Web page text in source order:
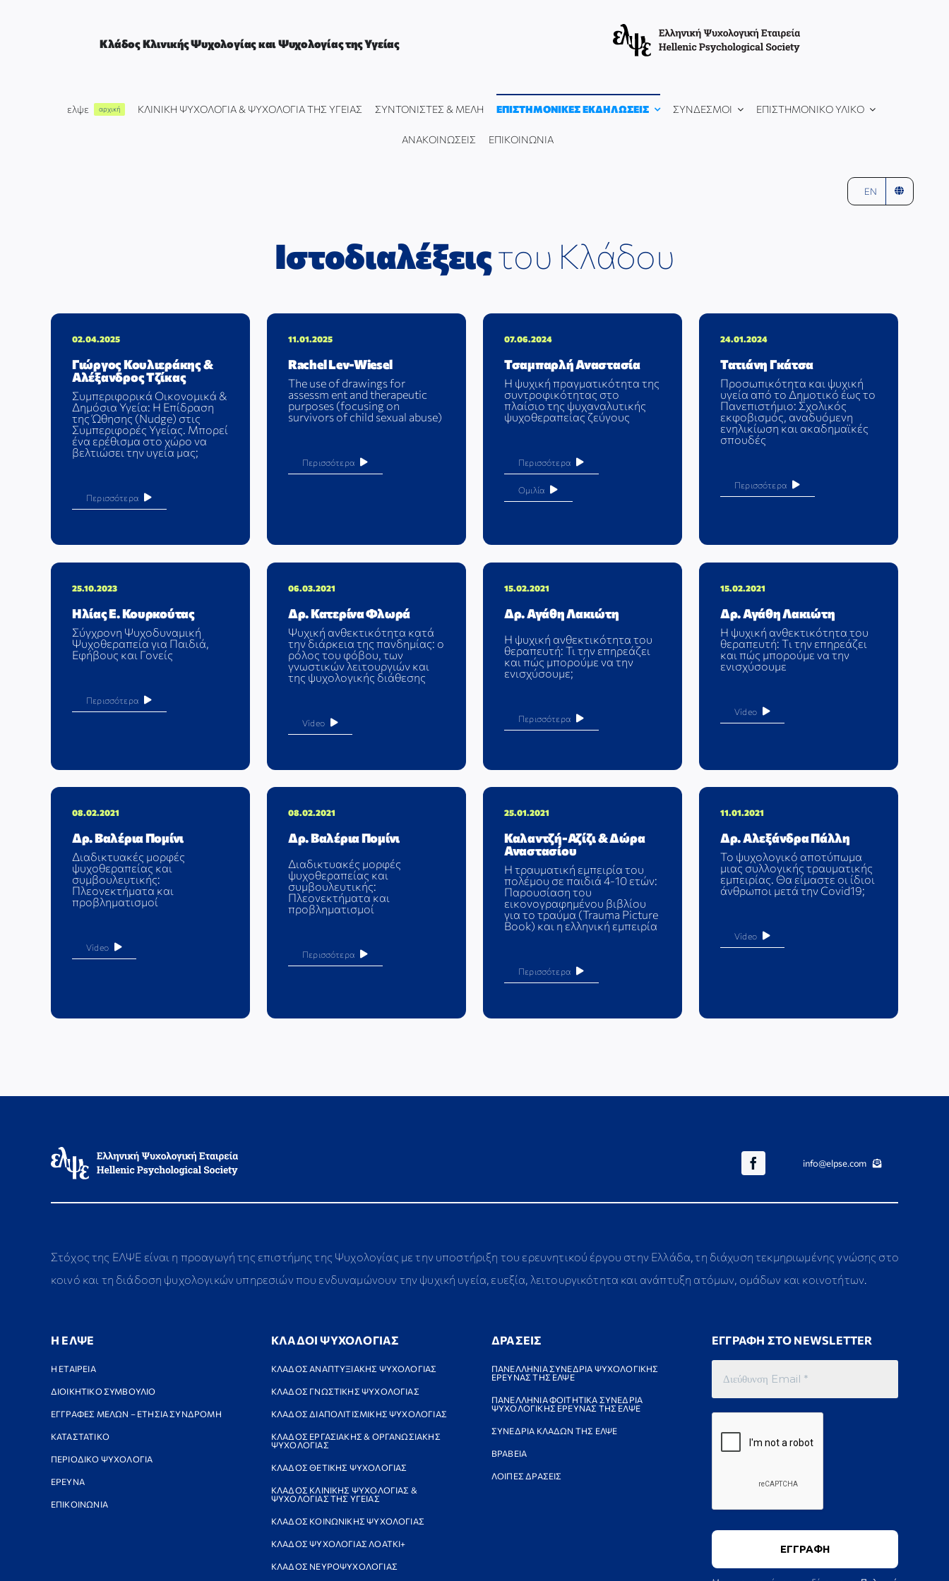
Κλάδος Κλινικής Ψυχολογίας και Ψυχολογίας της Υγείας
ελψε αρχική ΚΛΙΝΙΚΗ ΨΥΧΟΛΟΓΙΑ & ΨΥΧΟΛΟΓΙΑ ΤΗΣ ΥΓΕΙΑΣ ΣΥΝΤΟΝΙΣΤΕΣ & ΜΕΛΗ ΕΠΙΣΤΗΜΟΝΙΚΕΣ ΕΚΔΗΛΩΣΕΙΣ ΣΥΝΔΕΣΜΟΙ ΕΠΙΣΤΗΜΟΝΙΚΟ ΥΛΙΚΟ
ΑΝΑΚΟΙΝΩΣΕΙΣ ΕΠΙΚΟΙΝΩΝΙΑ
EN
Ιστοδιαλέξειςτου Κλάδου
02.04.2025
Γιώργος Κουλιεράκης &
Αλέξανδρος Τζίκας
Συμπεριφορικά Οικονομικά &
Δημόσια Υγεία: Η Επίδραση
της Ώθησης (Nudge) στις
Συμπεριφορές Υγείας. Μπορεί
ένα ερέθισμα στο χώρο να
βελτιώσει την υγεία μας;
Περισσότερα
11.01.2025
Rachel Lev-Wiesel
The use of drawings for
assessm ent and therapeutic
purposes (focusing on
survivors of child sexual abuse)
Περισσότερα
07.06.2024
Τσαμπαρλή Αναστασία
Η ψυχική πραγματικότητα της
συντροφικότητας στο
πλαίσιο της ψυχαναλυτικής
ψυχοθεραπείας ζεύγους
Περισσότερα
Ομιλία
24.01.2024
Τατιάνη Γκάτσα
Προσωπικότητα και ψυχική
υγεία από το Δημοτικό έως το
Πανεπιστήμιο: Σχολικός
εκφοβισμός, αναδυόμενη
ενηλικίωση και ακαδημαϊκές
σπουδές
Περισσότερα
25.10.2023
Ηλίας Ε. Κουρκούτας
Σύγχρονη Ψυχοδυναμική
Ψυχοθεραπεία για Παιδιά,
Εφήβους και Γονείς
Περισσότερα
06.03.2021
Δρ. Κατερίνα Φλωρά
Ψυχική ανθεκτικότητα κατά
την διάρκεια της πανδημίας: ο
ρόλος του φόβου, των
γνωστικών λειτουργιών και
της ψυχολογικής διάθεσης
Video
15.02.2021
Δρ. Αγάθη Λακιώτη
Η ψυχική ανθεκτικότητα του
θεραπευτή: Τι την επηρεάζει
και πώς μπορούμε να την
ενισχύσουμε;
Περισσότερα
15.02.2021
Δρ. Αγάθη Λακιώτη
Η ψυχική ανθεκτικότητα του
θεραπευτή: Tι την επηρεάζει
και πώς μπορούμε να την
ενισχύσουμε
Video
08.02.2021
Δρ. Βαλέρια Πομίνι
Διαδικτυακές μορφές
ψυχοθεραπείας και
συμβουλευτικής:
Πλεονεκτήματα και
προβληματισμοί
Video
08.02.2021
Δρ. Βαλέρια Πομίνι
Διαδικτυακές μορφές
ψυχοθεραπείας και
συμβουλευτικής:
Πλεονεκτήματα και
προβληματισμοί
Περισσότερα
25.01.2021
Καλαντζή-Αζίζι & Δώρα
Αναστασίου
Η τραυματική εμπειρία του
πολέμου σε παιδιά 4-10 ετών:
Παρουσίαση του
εικονογραφημένου βιβλίου
για το τραύμα (Trauma Picture
Book) και η ελληνική εμπειρία
Περισσότερα
11.01.2021
Δρ. Αλεξάνδρα Πάλλη
Το ψυχολογικό αποτύπωμα
μιας συλλογικής τραυματικής
εμπειρίας. Θα είμαστε οι ίδιοι
άνθρωποι μετά την Covid19;
Video
info@elpse.com
Στόχος της ΕΛΨΕ είναι η προαγωγή της επιστήμης της Ψυχολογίας με την υποστήριξη του ερευνητικού έργου στην Ελλάδα, τη διάχυση τεκμηριωμένης γνώσης στο
κοινό και τη διάδοση ψυχολογικών υπηρεσιών που ενδυναμώνουν την ψυχική υγεία, ευεξία, λειτουργικότητα και ανάπτυξη ατόμων, ομάδων και κοινοτήτων.
Η ΕΛΨΕ
Η ΕΤΑΙΡΕΙΑ
ΔΙΟΙΚΗΤΙΚΟ ΣΥΜΒΟΥΛΙΟ
ΕΓΓΡΑΦΕΣ ΜΕΛΩΝ – ΕΤΗΣΙΑ ΣΥΝΔΡΟΜΗ
ΚΑΤΑΣΤΑΤΙΚΟ
ΠΕΡΙΟΔΙΚΟ ΨΥΧΟΛΟΓΙΑ
ΕΡΕΥΝΑ
ΕΠΙΚΟΙΝΩΝΙΑ
ΚΛΑΔΟΙ ΨΥΧΟΛΟΓΙΑΣ
ΚΛΑΔΟΣ ΑΝΑΠΤΥΞΙΑΚΗΣ ΨΥΧΟΛΟΓΙΑΣ
ΚΛΑΔΟΣ ΓΝΩΣΤΙΚΗΣ ΨΥΧΟΛΟΓΙΑΣ
ΚΛΑΔΟΣ ΔΙΑΠΟΛΙΤΙΣΜΙΚΗΣ ΨΥΧΟΛΟΓΙΑΣ
ΚΛΑΔΟΣ ΕΡΓΑΣΙΑΚΗΣ & ΟΡΓΑΝΩΣΙΑΚΗΣ
ΨΥΧΟΛΟΓΙΑΣ
ΚΛΑΔΟΣ ΘΕΤΙΚΗΣ ΨΥΧΟΛΟΓΙΑΣ
ΚΛΑΔΟΣ ΚΛΙΝΙΚΗΣ ΨΥΧΟΛΟΓΙΑΣ &
ΨΥΧΟΛΟΓΙΑΣ ΤΗΣ ΥΓΕΙΑΣ
ΚΛΑΔΟΣ ΚΟΙΝΩΝΙΚΗΣ ΨΥΧΟΛΟΓΙΑΣ
ΚΛΑΔΟΣ ΨΥΧΟΛΟΓΙΑΣ ΛΟΑΤΚΙ+
ΚΛΑΔΟΣ ΝΕΥΡΟΨΥΧΟΛΟΓΙΑΣ
ΔΡΑΣΕΙΣ
ΠΑΝΕΛΛΗΝΙΑ ΣΥΝΕΔΡΙΑ ΨΥΧΟΛΟΓΙΚΗΣ
ΕΡΕΥΝΑΣ ΤΗΣ ΕΛΨΕ
ΠΑΝΕΛΛΗΝΙΑ ΦΟΙΤΗΤΙΚΑ ΣΥΝΕΔΡΙΑ
ΨΥΧΟΛΟΓΙΚΗΣ ΕΡΕΥΝΑΣ ΤΗΣ ΕΛΨΕ
ΣΥΝΕΔΡΙΑ ΚΛΑΔΩΝ ΤΗΣ ΕΛΨΕ
ΒΡΑΒΕΙΑ
ΛΟΙΠΕΣ ΔΡΑΣΕΙΣ
ΕΓΓΡΑΦΗ ΣΤΟ NEWSLETTER